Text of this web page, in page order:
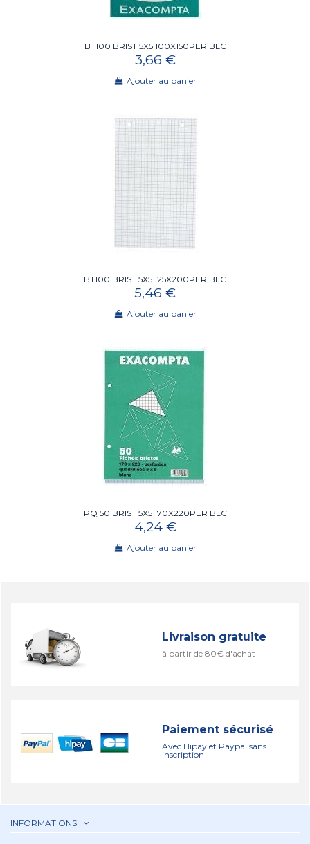
BT100 BRIST 5X5 100X150PER BLC
3,66 €
Ajouter au panier
BT100 BRIST 5X5 125X200PER BLC
5,46 €
Ajouter au panier
PQ 50 BRIST 5X5 170X220PER BLC
4,24 €
Ajouter au panier
Livraison gratuite
à partir de 80€ d'achat
Paiement sécurisé
Avec Hipay et Paypal sans
inscription
INFORMATIONS